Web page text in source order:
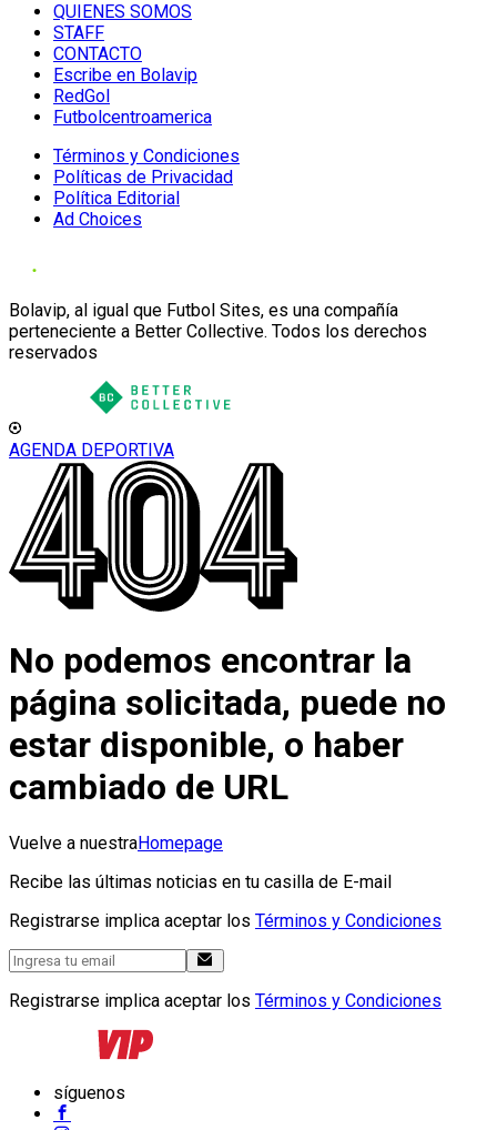
QUIENES SOMOS
STAFF
CONTACTO
Escribe en Bolavip
RedGol
Futbolcentroamerica
Términos y Condiciones
Políticas de Privacidad
Política Editorial
Ad Choices
Bolavip, al igual que Futbol Sites, es una compañía
perteneciente a Better Collective. Todos los derechos
reservados
AGENDA DEPORTIVA
No podemos encontrar la
página solicitada, puede no
estar disponible, o haber
cambiado de URL
Vuelve a nuestraHomepage
Recibe las últimas noticias en tu casilla de E-mail
Registrarse implica aceptar los Términos y Condiciones
Registrarse implica aceptar los Términos y Condiciones
síguenos